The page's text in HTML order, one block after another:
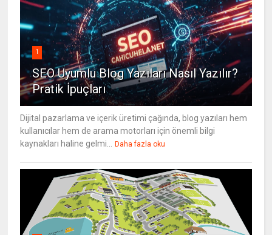
1
SEO Uyumlu Blog Yazıları Nasıl Yazılır?
Pratik İpuçları
Dijital pazarlama ve içerik üretimi çağında, blog yazıları hem
kullanıcılar hem de arama motorları için önemli bilgi
kaynakları haline gelmi...
Daha fazla oku